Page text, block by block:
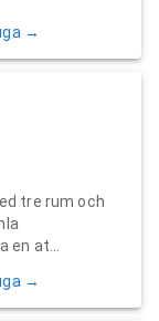
→
tre rum och
at...
→